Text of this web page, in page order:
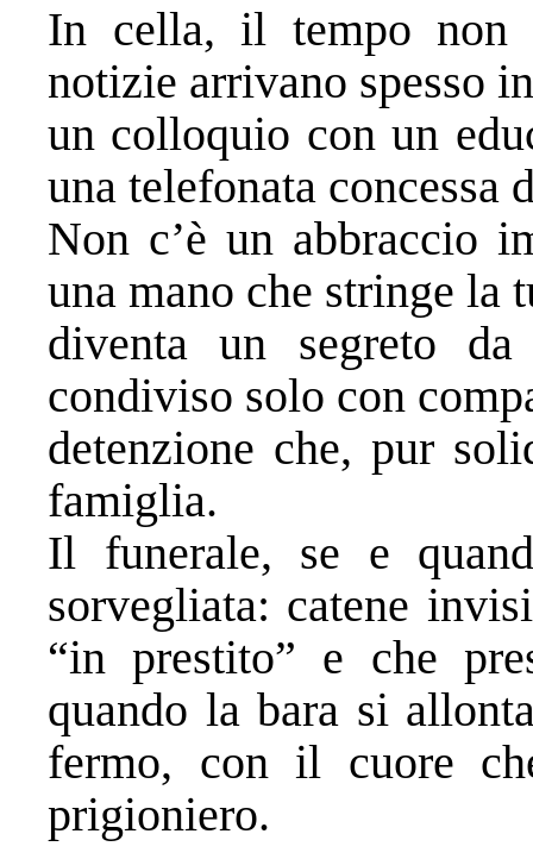
In cella, il tempo non
notizie arrivano spesso
un colloquio con un
una telefonata concessa
Non c’è un abbraccio
una mano che stringe la
diventa un segreto
condiviso solo con
detenzione che, pur
famiglia.
Il funerale, se e
sorvegliata: catene
“in prestito” e che
quando la bara si
fermo, con il cuore
prigioniero.